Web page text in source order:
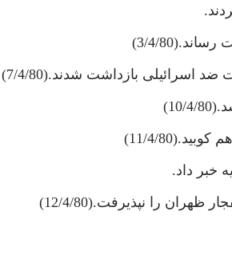
4/80)
80)
خبر داد.
را نپذيرفت.(12/4/80)